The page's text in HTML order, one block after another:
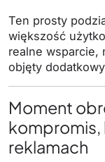
Ten prosty
większość
realne wsparcie,
objęty
Moment
kompromis,
reklamach